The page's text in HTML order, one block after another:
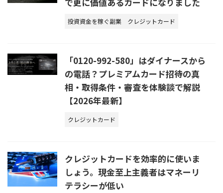
投資資金を稼ぐ副業 クレジットカード
「0120-992-580」はダイナースから
の電話？プレミアムカード招待の真
相・取得条件・審査を体験談で解説
【2026年最新】
クレジットカード
クレジットカードを効率的に使いま
しょう。現金至上主義者はマネーリ
テラシーが低い